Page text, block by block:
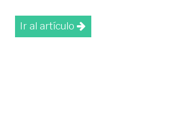
Ir al artículo